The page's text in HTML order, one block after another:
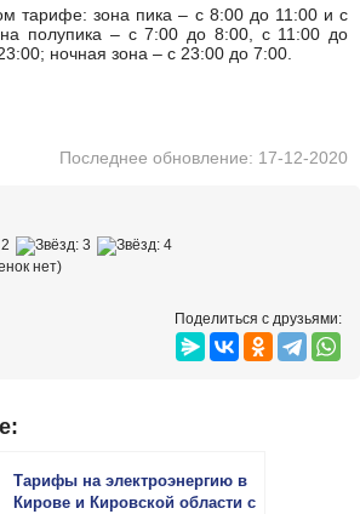
полупика – с 7:00 до 8:00, с 11:00 до
ночная зона – с 23:00 до 7:00.
Последнее обновление: 17-12-2020
нет)
Поделиться с друзьями:
Тарифы на электроэнергию в
Кирове и Кировской области с